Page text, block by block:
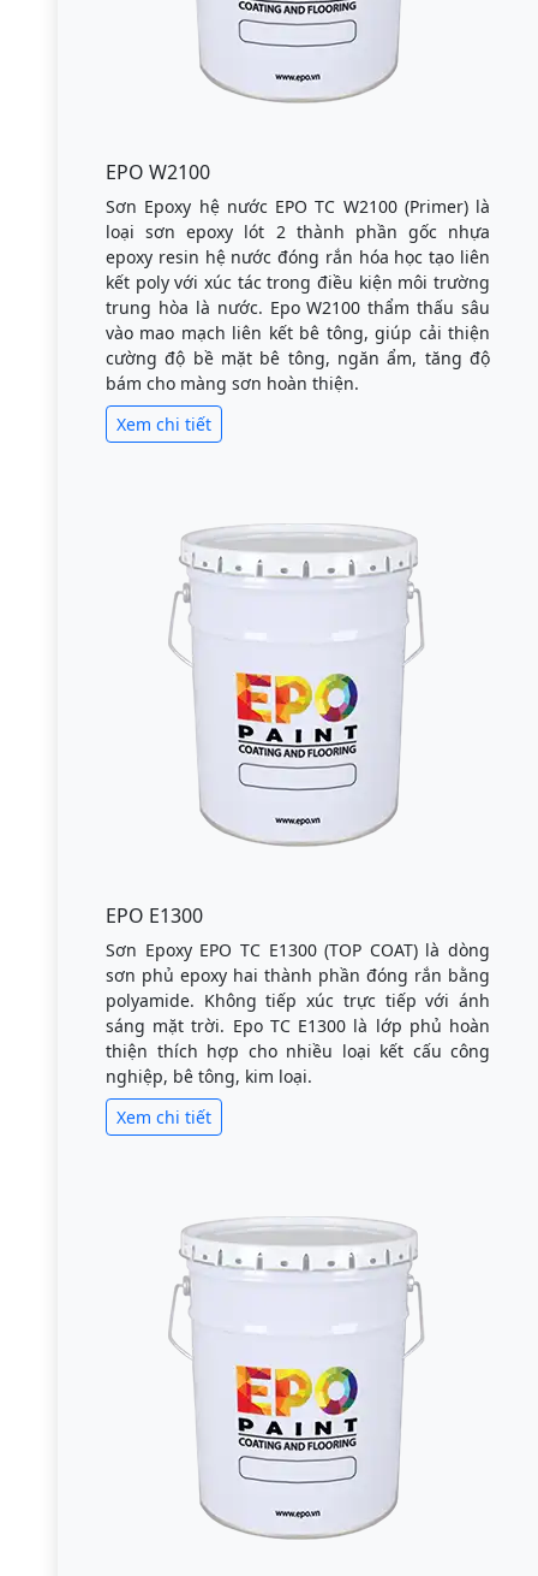
EPO W2100
Sơn Epoxy hệ nước EPO TC W2100 (Primer) là
loại sơn epoxy lót 2 thành phần gốc nhựa
epoxy resin hệ nước đóng rắn hóa học tạo liên
kết poly với xúc tác trong điều kiện môi trường
trung hòa là nước. Epo W2100 thẩm thấu sâu
vào mao mạch liên kết bê tông, giúp cải thiện
cường độ bề mặt bê tông, ngăn ẩm, tăng độ
bám cho màng sơn hoàn thiện.
Xem chi tiết
EPO E1300
Sơn Epoxy EPO TC E1300 (TOP COAT) là dòng
sơn phủ epoxy hai thành phần đóng rắn bằng
polyamide. Không tiếp xúc trực tiếp với ánh
sáng mặt trời. Epo TC E1300 là lớp phủ hoàn
thiện thích hợp cho nhiều loại kết cấu công
nghiệp, bê tông, kim loại.
Xem chi tiết